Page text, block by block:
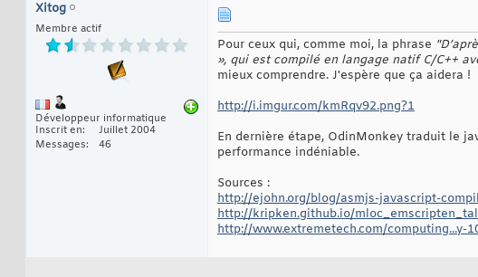
Xitog
Membre actif
Développeur informatique
Inscrit en
Juillet 2004
Messages
46
Pour ceux qui, comme moi, la phrase
», qui est compilé en langage natif C/C++
mieux comprendre. J'espère que ça aidera !
http://i.imgur.com/kmRqv92.png?1
En dernière étape, OdinMonkey traduit le
performance indéniable.
Sources :
http://ejohn.org/blog/asmjs-javascript-
http://kripken.github.io/
http://www.extremetech.com/computing...y-